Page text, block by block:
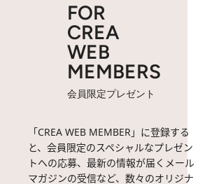
FOR
CREA
WEB
MEMBERS
会員限定プレゼント
「CREA WEB MEMBER」に登録する
と、会員限定のスペシャルなプレゼン
トへの応募、最新の情報が届くメール
マガジンの受信など、数々のオリジナ